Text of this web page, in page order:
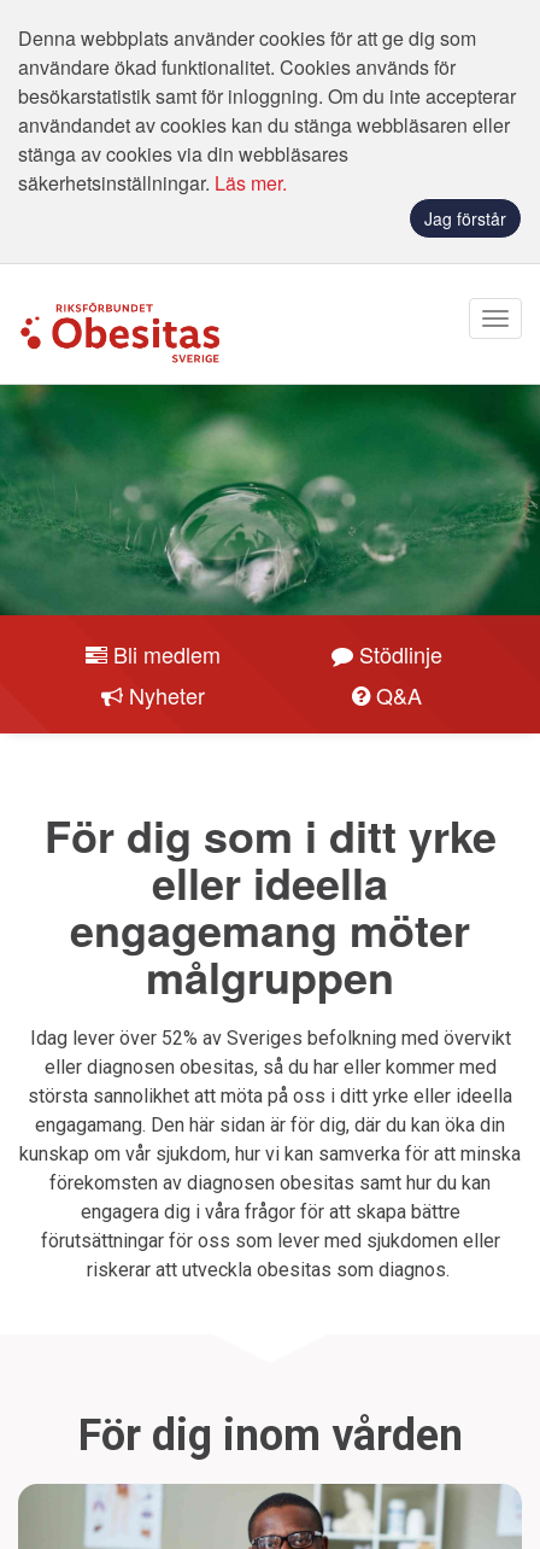
Denna webbplats använder cookies för att ge dig som
användare ökad funktionalitet. Cookies används för
besökarstatistik samt för inloggning. Om du inte accepterar
användandet av cookies kan du stänga webbläsaren eller
stänga av cookies via din webbläsares
säkerhetsinställningar. Läs mer.
Jag förstår
Bli medlem
Stödlinje
Nyheter
Q&A
För dig som i ditt yrke
eller ideella
engagemang möter
målgruppen
Idag lever över 52% av Sveriges befolkning med övervikt
eller diagnosen obesitas, så du har eller kommer med
största sannolikhet att möta på oss i ditt yrke eller ideella
engagamang. Den här sidan är för dig, där du kan öka din
kunskap om vår sjukdom, hur vi kan samverka för att minska
förekomsten av diagnosen obesitas samt hur du kan
engagera dig i våra frågor för att skapa bättre
förutsättningar för oss som lever med sjukdomen eller
riskerar att utveckla obesitas som diagnos.
För dig inom vården